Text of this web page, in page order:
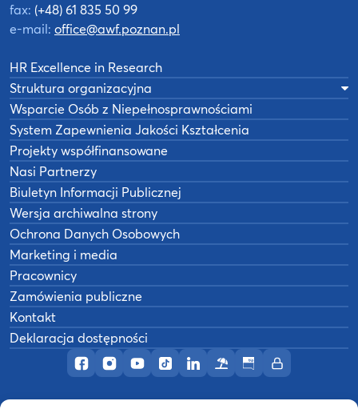
Profil AWF Poznań w serwisie Facebook
Profil AWF Poznań w serwisie Instagram
Profil AWF Poznań w serwisie YouTube
Profil AWF Poznań w serwisie
Profil AWF Poznań w
OśrodekBiuletynIntranet
fax: (+48) 61 835 50 99
e-mail: office@awf.poznan.pl
HR Excellence in Research
Struktura organizacyjna
Wsparcie Osób z Niepełnosprawnościami
System Zapewnienia Jakości Kształcenia
Projekty współfinansowane
Nasi Partnerzy
Biuletyn Informacji Publicznej
Wersja archiwalna strony
Ochrona Danych Osobowych
Marketing i media
Pracownicy
Zamówienia publiczne
Kontakt
Deklaracja dostępności